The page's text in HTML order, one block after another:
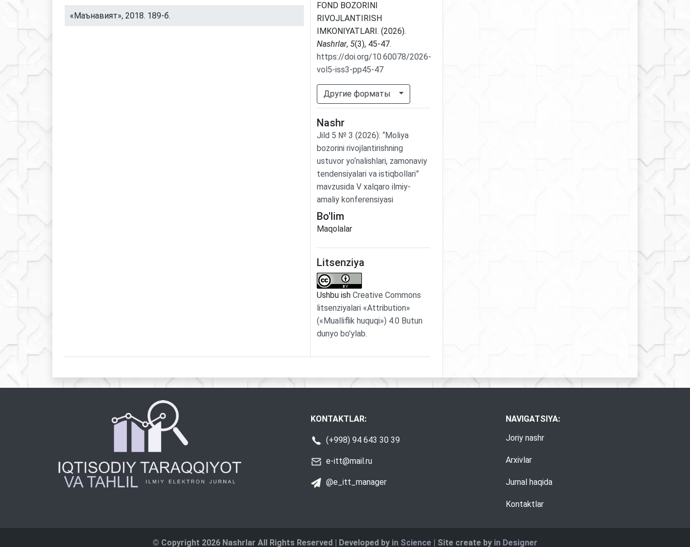
«Маънавият», 2018. 189-б.
FOND BOZORINI
RIVOJLANTIRISH
IMKONIYATLARI. (2026).
Nashrlar, 5(3), 45-47.
https://doi.org/10.60078/2026-
vol5-iss3-pp45-47
Другие форматы
Nashr
Jild 5 № 3 (2026): “Moliya
bozorini rivojlantirishning
ustuvor yo‘nalishlari, zamonaviy
tendensiyalari va istiqbollari”
mavzusida V xalqaro ilmiy-
amaliy konferensiyasi
Bo'lim
Maqolalar
Litsenziya
Ushbu ish Creative Commons
litsenziyalari «Attribution»
(«Mualliflik huquqi») 4.0 Butun
dunyo bo'ylab.
KONTAKTLAR:
(+998) 94 643 30 39
e-itt@mail.ru
@e_itt_manager
NAVIGATSIYA:
Joriy nashr
Arxivlar
Jurnal haqida
Kontaktlar
© Copyright 2026 Nashrlar All Rights Reserved | Developed by in Science | Site create by in Designer